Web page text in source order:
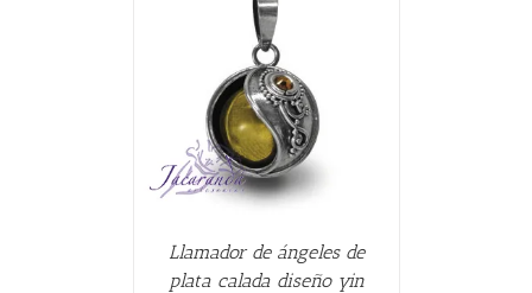
Llamador de ángeles de
plata calada diseño yin